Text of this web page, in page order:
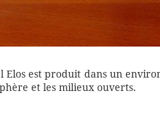
Elos est produit dans un
et les milieux ouverts.